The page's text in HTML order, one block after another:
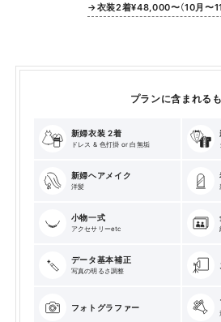
→衣装2着¥48,000〜（10月〜11
プランに含まれる
新婦衣装 2着
ドレス & 色打掛 or 白無垢
新婦ヘアメイク
洋髪
小物一式
アクセサリーetc
データ基本補正
写真の明るさ調整
フォトグラファー